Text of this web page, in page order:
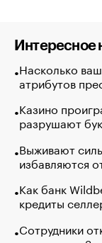
Интересное
Насколько
атрибутов
Казино
разрушают
Выживают
избавляются
Как банк
кредиты
Сотрудники